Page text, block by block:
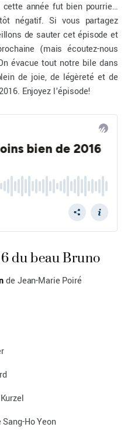
année fut bien pourrie…
négatif. Si vous partagez
de sauter cet épisode et
(mais écoutez-nous
évacue tout notre bile dans
de joie, de légèreté et de
Enjoyez l’épisode!
du beau Bruno
de Jean-Marie Poiré
Sang-Ho Yeon